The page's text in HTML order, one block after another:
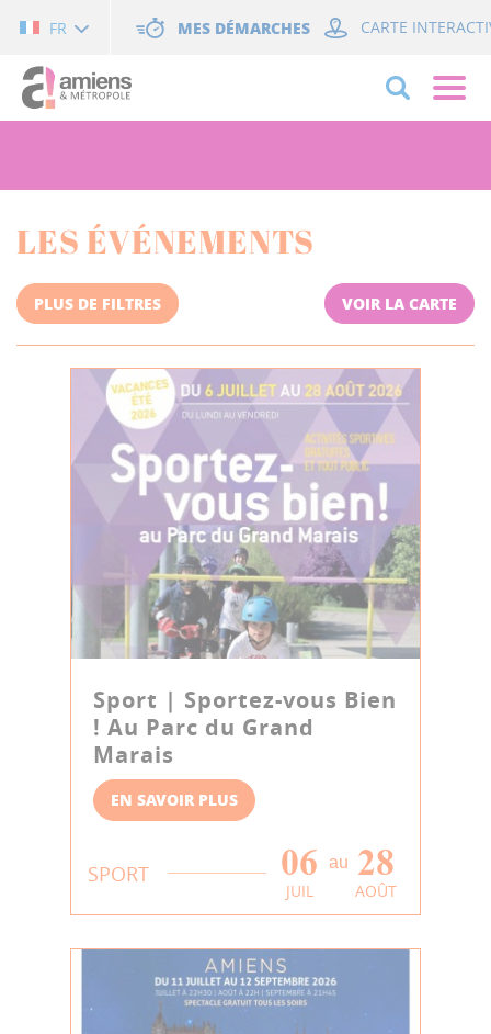
FR MES DÉMARCHES CARTE
LES ÉVÉNEMENTS
PLUS DE FILTRES VOIR LA CARTE
Sport | Sportez-vous Bien
! Au Parc du Grand
Marais
EN SAVOIR PLUS
SPORT 06
JUIL
au 28
AOÛT